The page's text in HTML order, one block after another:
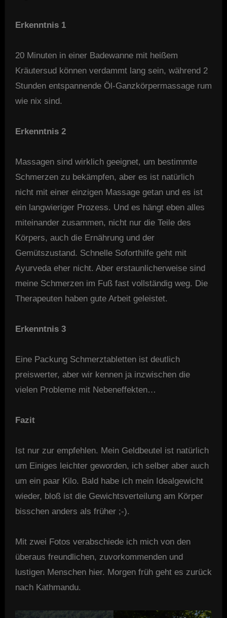
Erkenntnis 1
20 Minuten in einer Badewanne mit heißem
Kräutersud können verdammt lang sein, während 2
Stunden entspannende Öl-Ganzkörpermassage rum
wie nix sind.
Erkenntnis 2
Massagen sind wirklich geeignet, um bestimmte
Schmerzen zu bekämpfen, aber es ist natürlich
nicht mit einer einzigen Massage getan und es ist
ein langwieriger Prozess. Und es hängt eben alles
miteinander zusammen, nicht nur die Teile des
Körpers, auch die Ernährung und der
Gemütszustand. Schnelle Soforthilfe geht mit
Ayurveda eher nicht. Aber erstaunlicherweise sind
meine Schmerzen im Fuß fast vollständig weg. Die
Therapeuten haben gute Arbeit geleistet.
Erkenntnis 3
Eine Packung Schmerztabletten ist deutlich
preiswerter, aber wir kennen ja inzwischen die
vielen Probleme mit Nebeneffekten…
Fazit
Ist nur zur empfehlen. Mein Geldbeutel ist natürlich
um Einiges leichter geworden, ich selber aber auch
um ein paar Kilo. Bald habe ich mein Idealgewicht
wieder, bloß ist die Gewichtsverteilung am Körper
bisschen anders als früher ;-).
Mit zwei Fotos verabschiede ich mich von den
überaus freundlichen, zuvorkommenden und
lustigen Menschen hier. Morgen früh geht es zurück
nach Kathmandu.